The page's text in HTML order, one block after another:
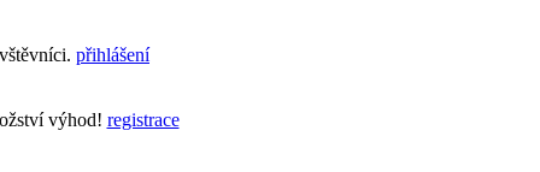
přihlášení
výhod! registrace